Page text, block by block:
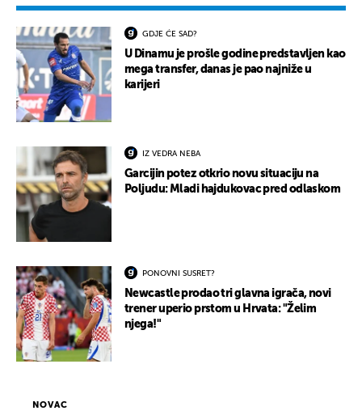
GDJE ĆE SAD?
U Dinamu je prošle godine predstavljen kao
mega transfer, danas je pao najniže u
karijeri
IZ VEDRA NEBA
Garcijin potez otkrio novu situaciju na
Poljudu: Mladi hajdukovac pred odlaskom
PONOVNI SUSRET?
Newcastle prodao tri glavna igrača, novi
trener uperio prstom u Hrvata: "Želim
njega!"
NOVAC